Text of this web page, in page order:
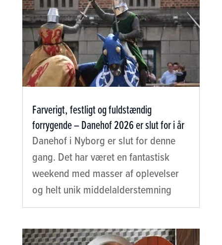
Farverigt, festligt og fuldstændig
forrygende – Danehof 2026 er slut for i år
Danehof i Nyborg er slut for denne
gang. Det har været en fantastisk
weekend med masser af oplevelser
og helt unik middelalderstemning